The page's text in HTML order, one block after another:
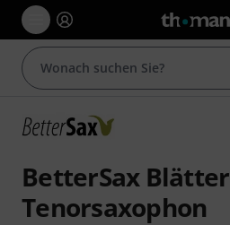
BetterSax
Tenorsaxophon